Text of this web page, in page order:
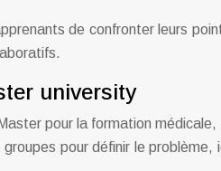
de confronter leurs
university
pour la formation
pour définir le